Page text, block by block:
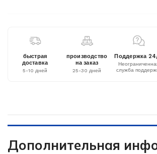
быстрая
доставка
5-10 дней
производство
на заказ
25-30 дней
Поддержка
служба
Дополнительная